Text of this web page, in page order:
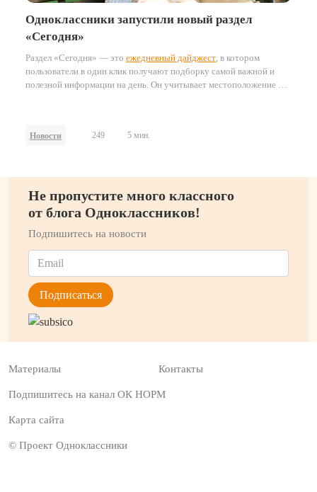
Одноклассники запустили новый раздел
«Сегодня»
Раздел «Сегодня» — это ежедневный дайджест , в котором
пользователи в один клик получают подборку самой важной и
полезной информации на день. Он учитывает местоположение и
Новости 249 5 мин.
Не пропустите много классного
от блога Одноклассников!
Подпишитесь на новости
Материалы Контакты
Подпишитесь на канал ОК НОРМ
Карта сайта
© Проект Одноклассники